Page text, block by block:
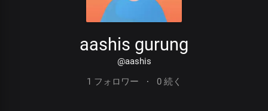
aashis gurung
@aashis
1 フォロワー
· 0 続く